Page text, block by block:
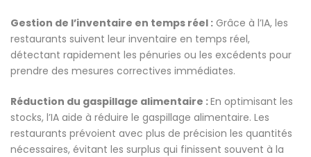
Gestion de l’inventaire en temps réel : Grâce à l’IA, les
restaurants suivent leur inventaire en temps réel,
détectant rapidement les pénuries ou les excédents pour
prendre des mesures correctives immédiates.
Réduction du gaspillage alimentaire :En optimisant les
stocks, l’IA aide à réduire le gaspillage alimentaire. Les
restaurants prévoient avec plus de précision les quantités
nécessaires, évitant les surplus qui finissent souvent à la